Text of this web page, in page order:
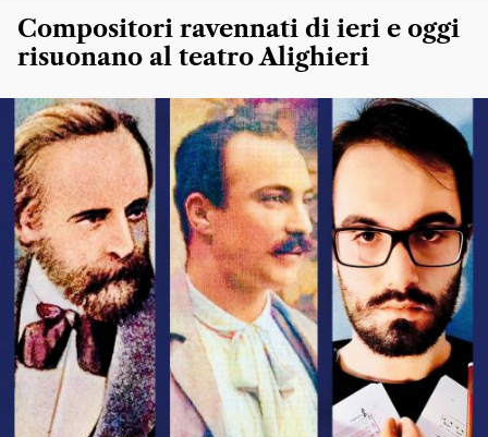
Compositori ravennati di ieri e oggi
risuonano al teatro Alighieri